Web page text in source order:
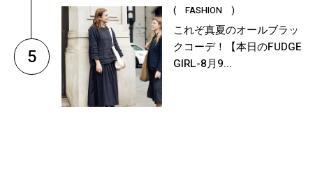
5
( FASHION )
これぞ真夏のオールブラッ
クコーデ！【本日のFUDGE
GIRL-8月9...